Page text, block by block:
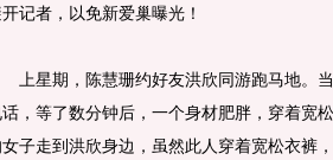
记者，以免新爱巢曝光！
星期，陈慧珊约好友洪欣同游跑马地。
话，等了数分钟后，一个身材肥胖，穿着宽
女子走到洪欣身边，虽然此人穿着宽松衣裤